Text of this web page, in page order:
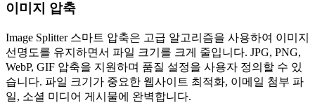
이미지 압축
Image Splitter 스마트 압축은 고급 알고리즘을 사용하여 이미지
선명도를 유지하면서 파일 크기를 크게 줄입니다. JPG, PNG,
WebP, GIF 압축을 지원하며 품질 설정을 사용자 정의할 수 있
습니다. 파일 크기가 중요한 웹사이트 최적화, 이메일 첨부 파
일, 소셜 미디어 게시물에 완벽합니다.